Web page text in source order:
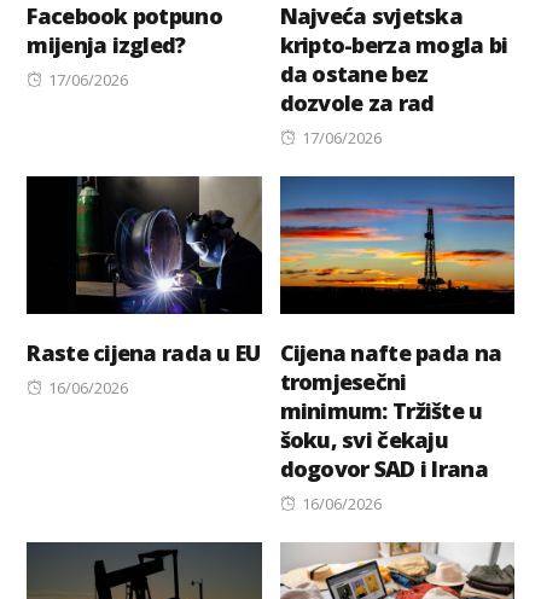
Facebook potpuno
mijenja izgled?
Posted
17/06/2026
Najveća svjetska
kripto-berza mogla bi
da ostane bez
dozvole za rad
Posted
17/06/2026
Raste cijena rada u EU
Posted
16/06/2026
Cijena nafte pada na
tromjesečni
minimum: Tržište u
šoku, svi čekaju
dogovor SAD i Irana
Posted
16/06/2026